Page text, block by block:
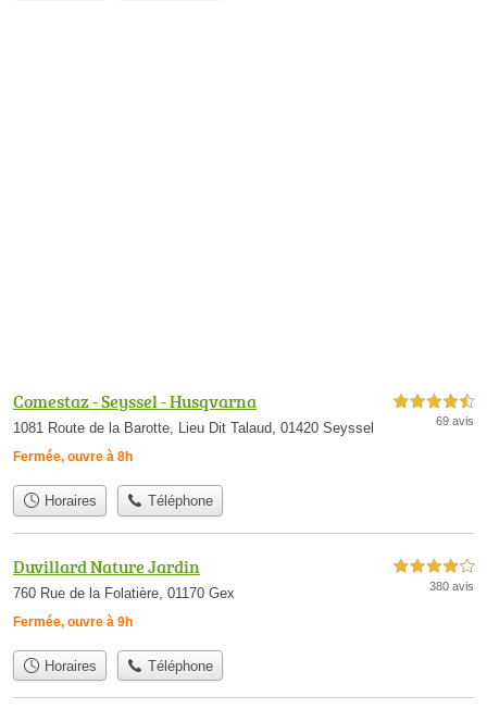
Comestaz - Seyssel - Husqvarna
1081 Route de la Barotte, Lieu Dit Talaud, 01420 Seyssel
Fermée, ouvre à 8h
4,5 étoiles sur 5
69 avis
Horaires Téléphone
Duvillard Nature Jardin
760 Rue de la Folatière, 01170 Gex
Fermée, ouvre à 9h
4,0 étoiles sur 5
380 avis
Horaires Téléphone